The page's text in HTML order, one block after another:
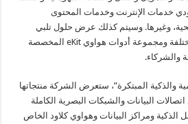
خدمات الإنترنت وخدمات المحتوى
وغيرها. وسيتم كذلك عرض حلول تلبي
متطلبات السوق التجارية المختلفة ومجموعة أدوات هواوي eKit المخصصة
والشركاء.
والذكية المبتكرة”، ستعرض الشركة منتجاتها
البيانات والشبكات البصرية الكاملة
الذكية ومراكز البيانات وهواوي كلاود الخاص